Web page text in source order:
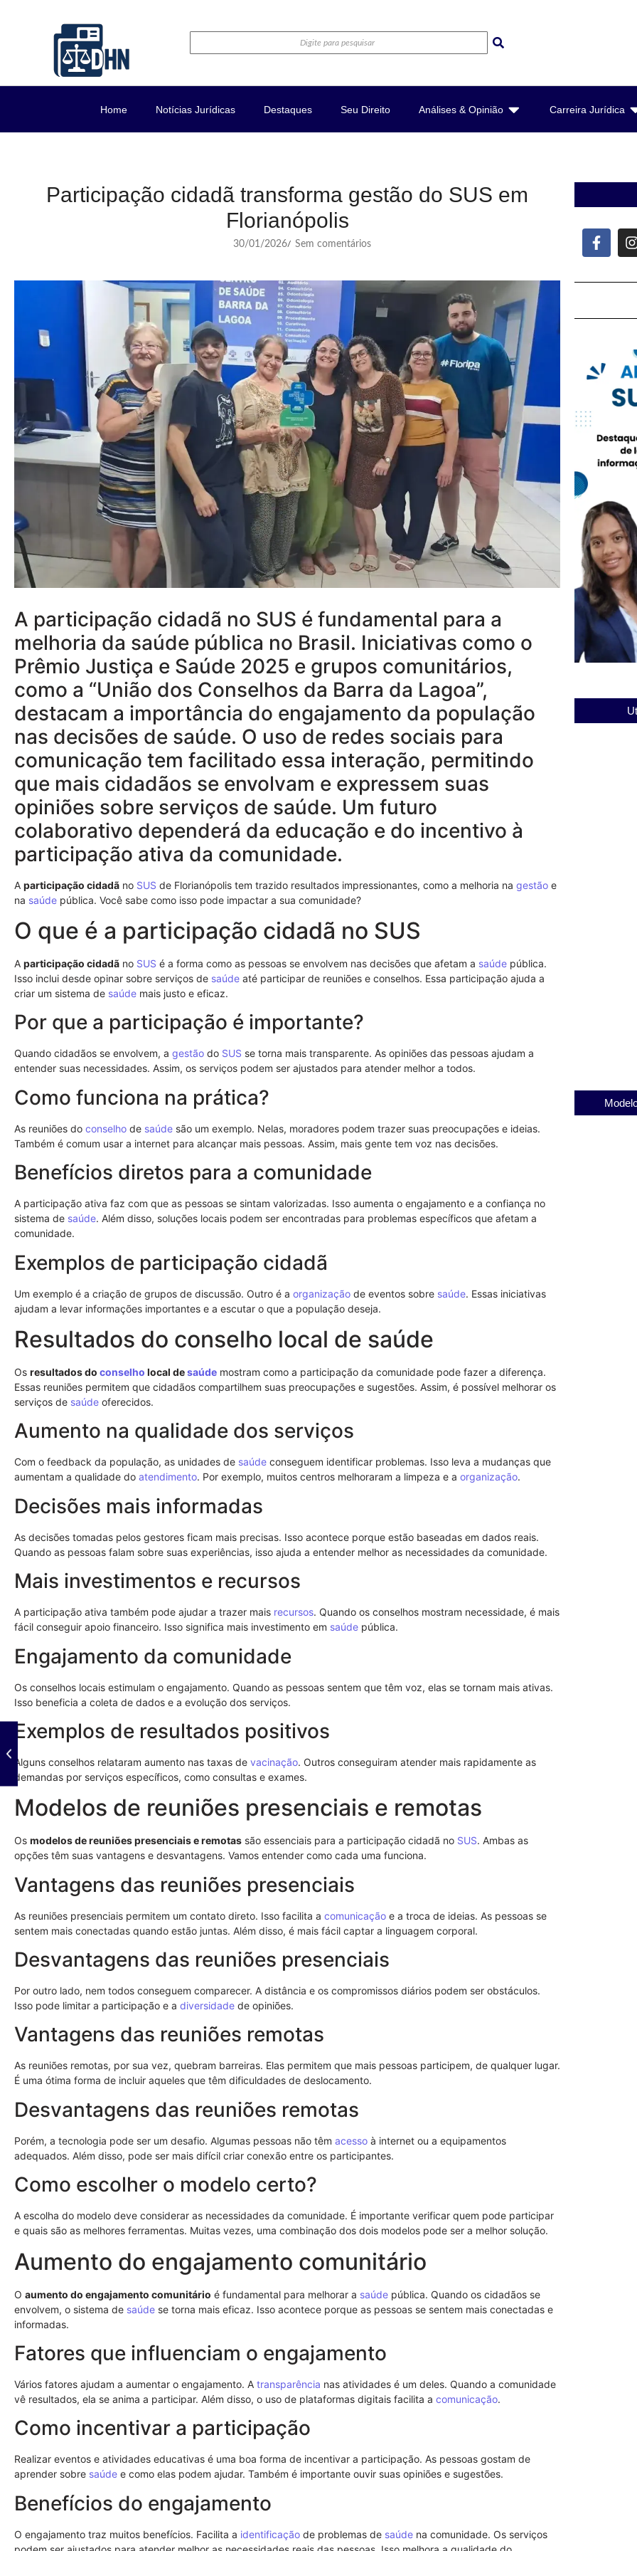
Home Notícias Jurídicas Destaques Seu Direito Análises & Opinião Carreira Jurídica
Participação cidadã transforma gestão do SUS em
Florianópolis
30/01/2026/ Sem comentários
A participação cidadã no SUS é fundamental para a
melhoria da saúde pública no Brasil. Iniciativas como o
Prêmio Justiça e Saúde 2025 e grupos comunitários,
como a “União dos Conselhos da Barra da Lagoa”,
destacam a importância do engajamento da população
nas decisões de saúde. O uso de redes sociais para
comunicação tem facilitado essa interação, permitindo
que mais cidadãos se envolvam e expressem suas
opiniões sobre serviços de saúde. Um futuro
colaborativo dependerá da educação e do incentivo à
participação ativa da comunidade.
A participação cidadã no SUS de Florianópolis tem trazido resultados impressionantes, como a melhoria na gestão e
na saúde pública. Você sabe como isso pode impactar a sua comunidade?
O que é a participação cidadã no SUS
A participação cidadã no SUS é a forma como as pessoas se envolvem nas decisões que afetam a saúde pública.
Isso inclui desde opinar sobre serviços de saúde até participar de reuniões e conselhos. Essa participação ajuda a
criar um sistema de saúde mais justo e eficaz.
Por que a participação é importante?
Quando cidadãos se envolvem, a gestão do SUS se torna mais transparente. As opiniões das pessoas ajudam a
entender suas necessidades. Assim, os serviços podem ser ajustados para atender melhor a todos.
Como funciona na prática?
As reuniões do conselho de saúde são um exemplo. Nelas, moradores podem trazer suas preocupações e ideias.
Também é comum usar a internet para alcançar mais pessoas. Assim, mais gente tem voz nas decisões.
Benefícios diretos para a comunidade
A participação ativa faz com que as pessoas se sintam valorizadas. Isso aumenta o engajamento e a confiança no
sistema de saúde. Além disso, soluções locais podem ser encontradas para problemas específicos que afetam a
comunidade.
Exemplos de participação cidadã
Um exemplo é a criação de grupos de discussão. Outro é a organização de eventos sobre saúde. Essas iniciativas
ajudam a levar informações importantes e a escutar o que a população deseja.
Resultados do conselho local de saúde
Os resultados do conselho local desaúde mostram como a participação da comunidade pode fazer a diferença.
Essas reuniões permitem que cidadãos compartilhem suas preocupações e sugestões. Assim, é possível melhorar os
serviços de saúde oferecidos.
Aumento na qualidade dos serviços
Com o feedback da população, as unidades de saúde conseguem identificar problemas. Isso leva a mudanças que
aumentam a qualidade do atendimento. Por exemplo, muitos centros melhoraram a limpeza e a organização.
Decisões mais informadas
As decisões tomadas pelos gestores ficam mais precisas. Isso acontece porque estão baseadas em dados reais.
Quando as pessoas falam sobre suas experiências, isso ajuda a entender melhor as necessidades da comunidade.
Mais investimentos e recursos
A participação ativa também pode ajudar a trazer mais recursos. Quando os conselhos mostram necessidade, é mais
fácil conseguir apoio financeiro. Isso significa mais investimento em saúde pública.
Engajamento da comunidade
Os conselhos locais estimulam o engajamento. Quando as pessoas sentem que têm voz, elas se tornam mais ativas.
Isso beneficia a coleta de dados e a evolução dos serviços.
Exemplos de resultados positivos
Alguns conselhos relataram aumento nas taxas de vacinação. Outros conseguiram atender mais rapidamente as
demandas por serviços específicos, como consultas e exames.
Modelos de reuniões presenciais e remotas
Os modelos de reuniões presenciais e remotas são essenciais para a participação cidadã no SUS. Ambas as
opções têm suas vantagens e desvantagens. Vamos entender como cada uma funciona.
Vantagens das reuniões presenciais
As reuniões presenciais permitem um contato direto. Isso facilita a comunicação e a troca de ideias. As pessoas se
sentem mais conectadas quando estão juntas. Além disso, é mais fácil captar a linguagem corporal.
Desvantagens das reuniões presenciais
Por outro lado, nem todos conseguem comparecer. A distância e os compromissos diários podem ser obstáculos.
Isso pode limitar a participação e a diversidade de opiniões.
Vantagens das reuniões remotas
As reuniões remotas, por sua vez, quebram barreiras. Elas permitem que mais pessoas participem, de qualquer lugar.
É uma ótima forma de incluir aqueles que têm dificuldades de deslocamento.
Desvantagens das reuniões remotas
Porém, a tecnologia pode ser um desafio. Algumas pessoas não têm acesso à internet ou a equipamentos
adequados. Além disso, pode ser mais difícil criar conexão entre os participantes.
Como escolher o modelo certo?
A escolha do modelo deve considerar as necessidades da comunidade. É importante verificar quem pode participar
e quais são as melhores ferramentas. Muitas vezes, uma combinação dos dois modelos pode ser a melhor solução.
Aumento do engajamento comunitário
O aumento do engajamento comunitário é fundamental para melhorar a saúde pública. Quando os cidadãos se
envolvem, o sistema de saúde se torna mais eficaz. Isso acontece porque as pessoas se sentem mais conectadas e
informadas.
Fatores que influenciam o engajamento
Vários fatores ajudam a aumentar o engajamento. A transparência nas atividades é um deles. Quando a comunidade
vê resultados, ela se anima a participar. Além disso, o uso de plataformas digitais facilita a comunicação.
Como incentivar a participação
Realizar eventos e atividades educativas é uma boa forma de incentivar a participação. As pessoas gostam de
aprender sobre saúde e como elas podem ajudar. Também é importante ouvir suas opiniões e sugestões.
Benefícios do engajamento
O engajamento traz muitos benefícios. Facilita a identificação de problemas de saúde na comunidade. Os serviços